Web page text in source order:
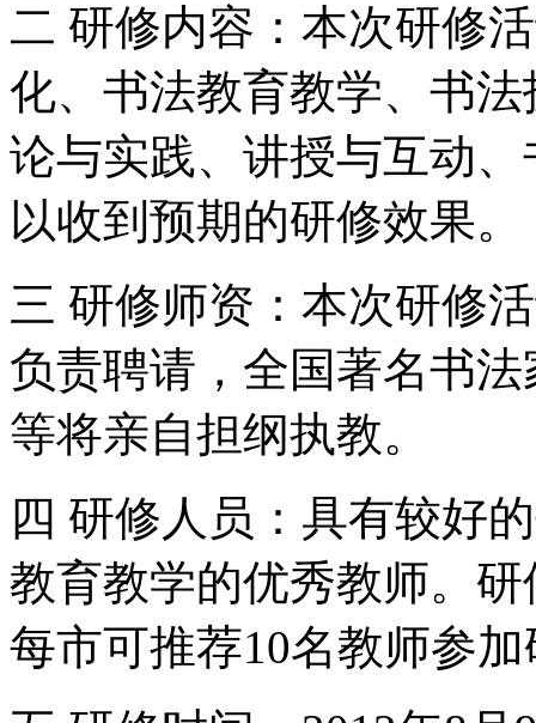
二 研修内容：本次研修
化、书法教育教学、书
论与实践、讲授与互动
以收到预期的研修效果。
三 研修师资：本次研修
负责聘请，全国著名书
等将亲自担纲执教。
四 研修人员：具有较好
教育教学的优秀教师。
每市可推荐10名教师参